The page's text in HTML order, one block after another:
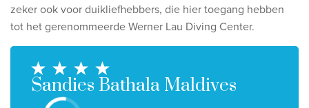
Adults only
Luxury
Bekijk alle thema's
zeker ook voor duikliefhebbers, die hier toegang hebben
tot het gerenommeerde Werner Lau Diving Center.
Sandies Bathala Maldives